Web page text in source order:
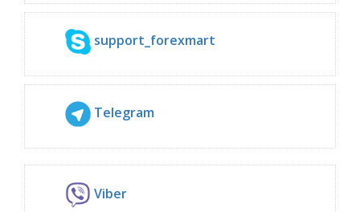
support_forexmart
Telegram
Viber